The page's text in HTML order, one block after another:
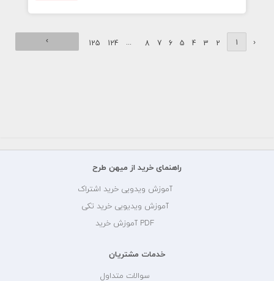
‹
1
2
3
4
5
6
7
8
...
124
125
›
راهنمای خرید از میهن طرح
آموزش ویدویی خرید اشتراک
آموزش ویدیویی خرید تکی
PDF آموزش خرید
خدمات مشتریان
سوالات متداول